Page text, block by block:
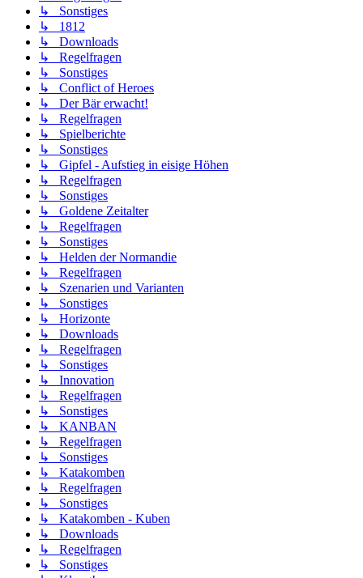
↳ Sonstiges
↳ 1812
↳ Downloads
↳ Regelfragen
↳ Sonstiges
↳ Conflict of Heroes
↳ Der Bär erwacht!
↳ Regelfragen
↳ Spielberichte
↳ Sonstiges
↳ Gipfel - Aufstieg in eisige Höhen
↳ Regelfragen
↳ Sonstiges
↳ Goldene Zeitalter
↳ Regelfragen
↳ Sonstiges
↳ Helden der Normandie
↳ Regelfragen
↳ Szenarien und Varianten
↳ Sonstiges
↳ Horizonte
↳ Downloads
↳ Regelfragen
↳ Sonstiges
↳ Innovation
↳ Regelfragen
↳ Sonstiges
↳ KANBAN
↳ Regelfragen
↳ Sonstiges
↳ Katakomben
↳ Regelfragen
↳ Sonstiges
↳ Katakomben - Kuben
↳ Downloads
↳ Regelfragen
↳ Sonstiges